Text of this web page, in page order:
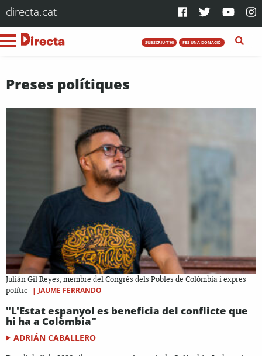
directa.cat
SUBSCRIU-T'HI FES UNA DONACIÓ
Preses polítiques
Julián Gil Reyes, membre del Congrés dels Pobles de Colòmbia i expres
polític
| JAUME FERRANDO
"L'Estat espanyol es beneficia del conflicte que
hi ha a Colòmbia"
ADRIÁN CABALLERO